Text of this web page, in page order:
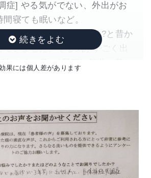
ねがいします。
ーチとして試してみるのも良い
ん。
症] やる気がでない、外出がお
寝ても眠いなど。
候群に当てはまるのでは?と昔か
ていました。やる気がすごく出
大きく、月に1回程は気分の落ち
スチェックにひっかかり、鬱に
かしなくては、と思っていたと
果には個人差があります